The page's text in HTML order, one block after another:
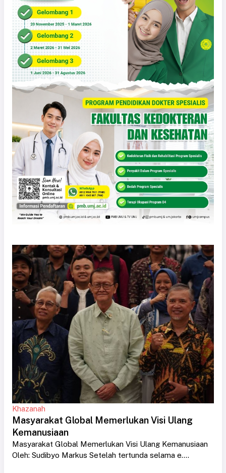
Khazanah
Masyarakat Global Memerlukan Visi Ulang
Kemanusiaan
Masyarakat Global Memerlukan Visi Ulang Kemanusiaan
Oleh: Sudibyo Markus Setelah tertunda selama e....